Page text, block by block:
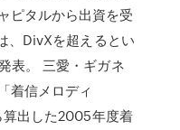
ピタルから出資を受
、DivXを超えるとい
表。 三愛・ギガネ
着信メロディ
出した2005年度着